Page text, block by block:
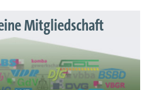
Mitgliedschaft